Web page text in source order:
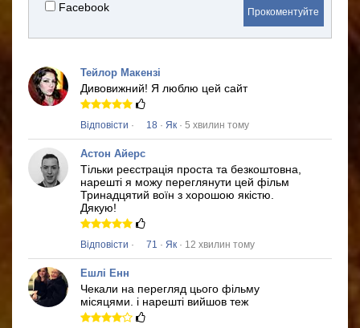
Facebook Прокоментуйте
Тейлор Макензі
Дивовижний! Я люблю цей сайт
Відповісти · 18 · Як · 5 хвилин тому
Астон Айерс
Тільки реєстрація проста та безкоштовна,
нарешті я можу переглянути цей фільм
Тринадцятий воїн з хорошою якістю.
Дякую!
Відповісти · 71 · Як · 12 хвилин тому
Ешлі Енн
Чекали на перегляд цього фільму
місяцями. і нарешті вийшов теж